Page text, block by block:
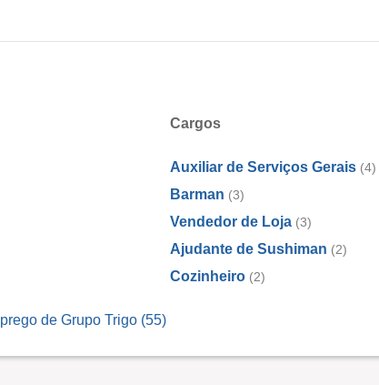
Cargos
Auxiliar de Serviços Gerais (4)
Barman (3)
Vendedor de Loja (3)
Ajudante de Sushiman (2)
Cozinheiro (2)
de Grupo Trigo (55)